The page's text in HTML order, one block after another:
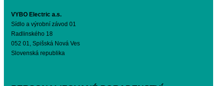
VYBO Electric a.s.
Sídlo a výrobní závod 01
Radlinského 18
052 01, Spišská Nová Ves
Slovenská republika